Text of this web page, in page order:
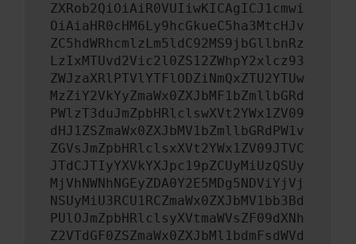
ZXRob2QiOiAiR0VUIiwKICAgICJ1cmwi
OiAiaHR0cHM6Ly9hcGkueC5ha3MtcHJv
ZC5hdWRhcmlzLm5ldC92MS9jbGllbnRz
LzIxMTUvd2Vic2l0ZS12ZWhpY2xlcz93
ZWJzaXRlPTVlYTFlODZiNmQxZTU2YTUw
MzZiY2VkYyZmaWx0ZXJbMF1bZmllbGRd
PWlzT3duJmZpbHRlclswXVt2YWx1ZV09
dHJ1ZSZmaWx0ZXJbMV1bZmllbGRdPW1v
ZGVsJmZpbHRlclsxXVt2YWx1ZV09JTVC
JTdCJTIyYXVkYXJpc19pZCUyMiUzQSUy
MjVhNWNhNGEyZDA0Y2E5MDg5NDViYjVj
NSUyMiU3RCU1RCZmaWx0ZXJbMV1bb3Bd
PUlOJmZpbHRlclsyXVtmaWVsZF09dXNh
Z2VTdGF0ZSZmaWx0ZXJbMl1bdmFsdWVd